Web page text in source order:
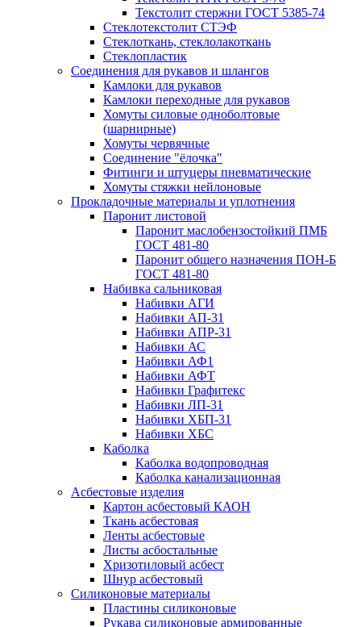
Текстолит стержни ГОСТ 5385-74
Стеклотекстолит СТЭФ
Стеклоткань, стеклолакоткань
Стеклопластик
Соединения для рукавов и шлангов
Камлоки для рукавов
Камлоки переходные для рукавов
Хомуты силовые одноболтовые
(шарнирные)
Хомуты червячные
Соединение "ёлочка"
Фитинги и штуцеры пневматические
Хомуты стяжки нейлоновые
Прокладочные материалы и уплотнения
Паронит листовой
Паронит маслобензостойкий ПМБ
ГОСТ 481-80
Паронит общего назначения ПОН-Б
ГОСТ 481-80
Набивка сальниковая
Набивки АГИ
Набивки АП-31
Набивки АПР-31
Набивки АС
Набивки АФ1
Набивки АФТ
Набивки Графитекс
Набивки ЛП-31
Набивки ХБП-31
Набивки ХБС
Каболка
Каболка водопроводная
Каболка канализационная
Асбестовые изделия
Картон асбестовый КАОН
Ткань асбестовая
Ленты асбестовые
Листы асбостальные
Хризотиловый асбеcт
Шнур асбестовый
Силиконовые материалы
Пластины силиконовые
Рукава силиконовые армированные